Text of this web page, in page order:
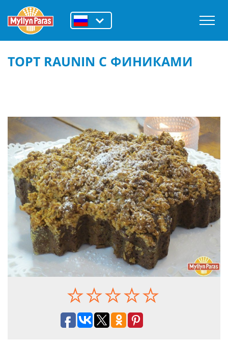
ТОРТ RAUNIN С ФИНИКАМИ